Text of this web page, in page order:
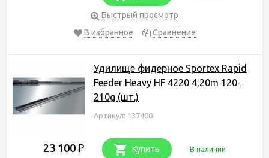
Быстрый просмотр
В избранное
Сравнение
Удилище фидерное Sportex Rapid
Feeder Heavy HF 4220 4,20m 120-
210g (шт.)
Артикул: 137400
23 100 ₽ Купить В наличии